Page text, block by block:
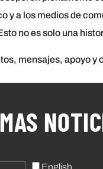
y a los medios de
no es solo una
mensajes, apoyo y
English